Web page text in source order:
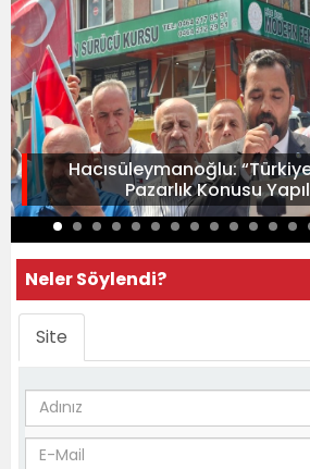
Hacısüleymanoğlu:
Pazarlık Konusu
Neler Söylendi?
Site